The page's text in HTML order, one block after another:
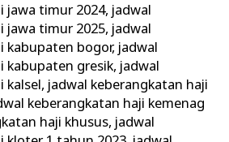
jawa timur 2024, jadwal
jawa timur 2025, jadwal
kabupaten bogor, jadwal
kabupaten gresik, jadwal
kalsel, jadwal keberangkatan haji
keberangkatan haji kemenag
haji khusus, jadwal